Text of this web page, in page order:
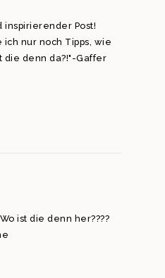
inspirierender Post!
ich nur noch Tipps, wie
die denn da?!"-Gaffer
ist die denn her????